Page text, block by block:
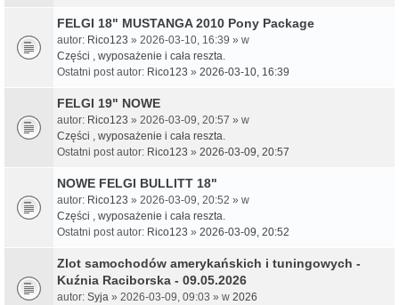
FELGI 18" MUSTANGA 2010 Pony Package
autor: Rico123 » 2026-03-10, 16:39 » w
Części , wyposażenie i cała reszta.
Ostatni post autor: Rico123 » 2026-03-10, 16:39
FELGI 19" NOWE
autor: Rico123 » 2026-03-09, 20:57 » w
Części , wyposażenie i cała reszta.
Ostatni post autor: Rico123 » 2026-03-09, 20:57
NOWE FELGI BULLITT 18"
autor: Rico123 » 2026-03-09, 20:52 » w
Części , wyposażenie i cała reszta.
Ostatni post autor: Rico123 » 2026-03-09, 20:52
Zlot samochodów amerykańskich i tuningowych -
Kuźnia Raciborska - 09.05.2026
autor: Syja » 2026-03-09, 09:03 » w 2026